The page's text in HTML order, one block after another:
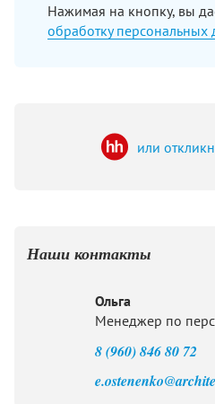
Нажимая на кнопку, вы
обработку персональных
или
Наши контакты
Ольга
Менеджер по
8 (960) 846 80 72